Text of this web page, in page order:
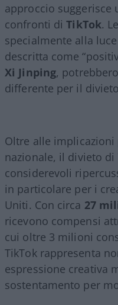
approccio suggerisce
confronti diTikTok.
specialmente alla
descritta come
Xi Jinping,
differente per il
Oltre alle
nazionale, il divieto di
considerevoli
in particolare per i
Uniti. Con circa 27
ricevono compensi
cui oltre 3 milioni
TikTok rappresenta
espressione creativa
sostentamento per